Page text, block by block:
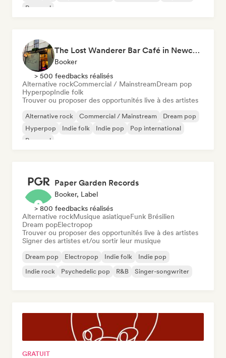
Pop soul
The Lost Wanderer Bar Café in Newcastle
Booker
> 500 feedbacks réalisés
Alternative rockCommercial / MainstreamDream pop
HyperpopIndie folk
Trouver ou proposer des opportunités live à des artistes
Alternative rock Commercial / Mainstream
Dream pop
Hyperpop
Indie folk Indie pop
Pop international
Pop soul
Paper Garden Records
Booker, Label
> 800 feedbacks réalisés
Alternative rockMusique asiatiqueFunk Brésilien
Dream popElectropop
Trouver ou proposer des opportunités live à des artistes
Signer des artistes et/ou sortir leur musique
Dream pop Electropop Indie folk
Indie pop
Indie rock
Psychedelic pop R&B Singer-songwriter
GRATUIT